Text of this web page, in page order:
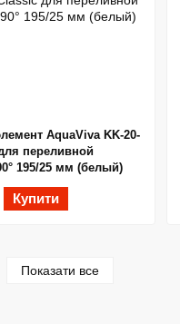
AquaViva KK-20-
переливной
195/25 мм (белый)
Купити
Показати все